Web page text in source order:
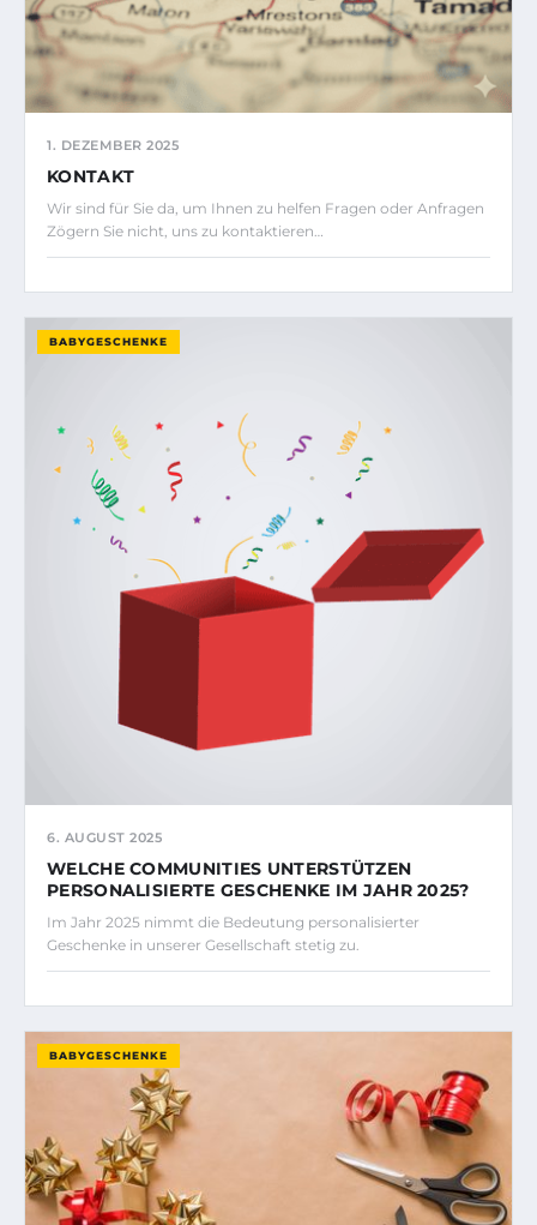
1. DEZEMBER 2025
KONTAKT
Wir sind für Sie da, um Ihnen zu helfen Fragen oder Anfragen
Zögern Sie nicht, uns zu kontaktieren…
BABYGESCHENKE
6. AUGUST 2025
WELCHE COMMUNITIES UNTERSTÜTZEN
PERSONALISIERTE GESCHENKE IM JAHR 2025?
Im Jahr 2025 nimmt die Bedeutung personalisierter
Geschenke in unserer Gesellschaft stetig zu.
BABYGESCHENKE